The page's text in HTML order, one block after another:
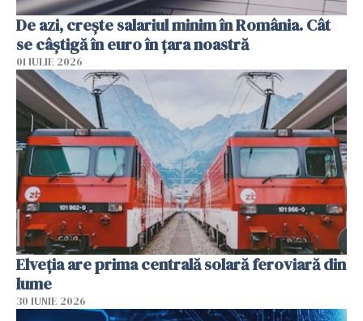
De azi, crește salariul minim în România. Cât
se câștigă în euro în țara noastră
01 IULIE 2026
Elveția are prima centrală solară feroviară din
lume
30 IUNIE 2026